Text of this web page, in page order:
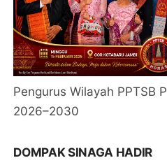
Pengurus Wilayah PPTSB
2026–2030
DOMPAK SINAGA HADIR